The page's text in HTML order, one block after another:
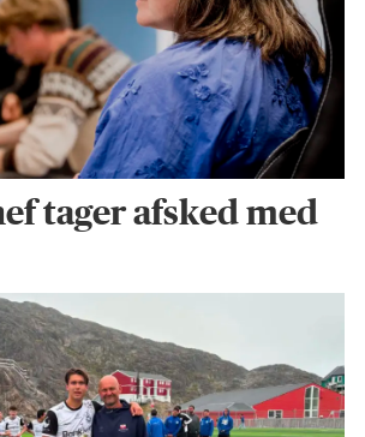
tager afsked med